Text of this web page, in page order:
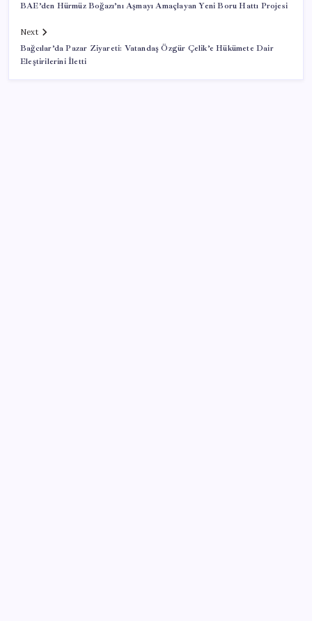
BAE’den Hürmüz Boğazı’nı Aşmayı Amaçlayan Yeni Boru Hattı Projesi
Next
Bağcılar’da Pazar Ziyareti: Vatandaş Özgür Çelik’e Hükümete Dair
Eleştirilerini İletti